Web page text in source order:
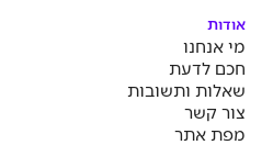
אודות
מי אנחנו
חכם לדעת
שאלות ותשובות
צור קשר
מפת אתר